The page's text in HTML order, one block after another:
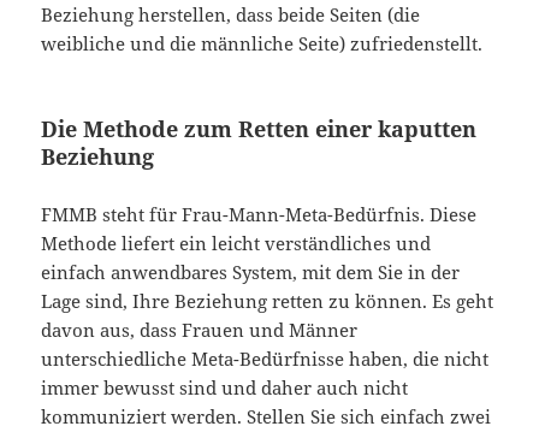
Beziehung herstellen, dass beide Seiten (die
weibliche und die männliche Seite) zufriedenstellt.
Die Methode zum Retten einer kaputten
Beziehung
FMMB steht für Frau-Mann-Meta-Bedürfnis. Diese
Methode liefert ein leicht verständliches und
einfach anwendbares System, mit dem Sie in der
Lage sind, Ihre Beziehung retten zu können. Es geht
davon aus, dass Frauen und Männer
unterschiedliche Meta-Bedürfnisse haben, die nicht
immer bewusst sind und daher auch nicht
kommuniziert werden. Stellen Sie sich einfach zwei